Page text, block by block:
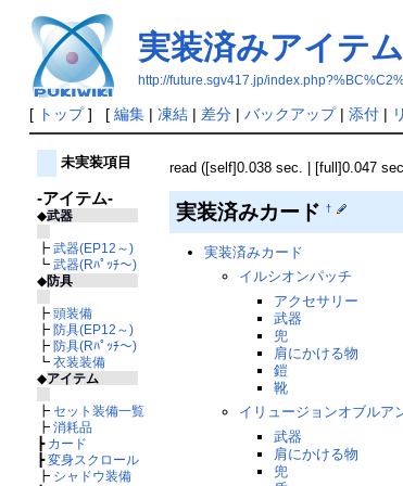
実装済みアイテ
http://future.sgv417.jp/
[ トップ] [ 編集| 凍結| 差分| バックアップ| 添付|
未実装項目
-アイテム-
◆武器
┣ 武器(EP12～)
┗ 武器(Rﾊﾟｯﾁ～)
◆防具
┣ 頭装備
┣ 防具(EP12～)
┣ 防具(Rﾊﾟｯﾁ～)
┗ 衣装装備
◆アイテム
┣ セット装備一覧
┣ 消耗品
┣ カード
┣変身スクロール
┣ シャドウ装備
read ([self]0.038 sec. | [full]0.047
実装済みカード†
実装済みカード
イルシオンパッチ
アクセサリー
武器
兜
肩にかける物
鎧
靴
イリュージョンオブルア
武器
肩にかける物
兜